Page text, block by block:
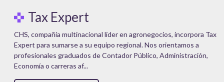
Tax Expert
CHS, compañía multinacional líder en agronegocios, incorpora Tax
Expert para sumarse a su equipo regional. Nos orientamos a
profesionales graduados de Contador Público, Administración,
Economía o carreras af...